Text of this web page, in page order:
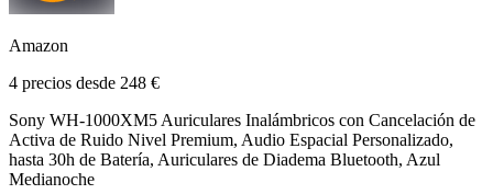
Amazon
4 precios desde 248 €
Sony WH-1000XM5 Auriculares Inalámbricos con Cancelación de
Activa de Ruido Nivel Premium, Audio Espacial Personalizado,
hasta 30h de Batería, Auriculares de Diadema Bluetooth, Azul
Medianoche